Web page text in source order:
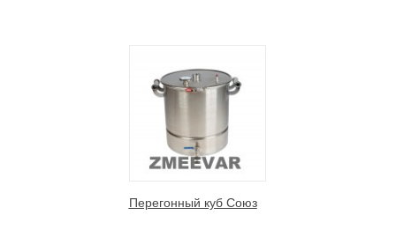
Перегонный куб Союз